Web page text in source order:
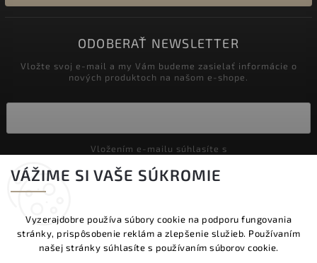
VÁŽIME SI VAŠE SÚKROMIE
Vyzerajdobre používa súbory cookie na podporu fungovania
stránky, prispôsobenie reklám a zlepšenie služieb. Používaním
našej stránky súhlasíte s používaním súborov cookie.
ODOBERAŤ NEWSLETTER
Vložte svoj e-mail a my Vám budeme zasielať informácie o
nových produktoch na našom e-shope.
Copyright 2026Vyzeraj dobre. Všetky práva vyhradené.